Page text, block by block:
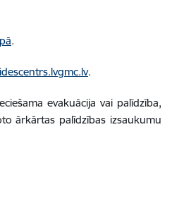
.
.
evakuācija vai palīdzība,
ārkārtas palīdzības izsaukumu